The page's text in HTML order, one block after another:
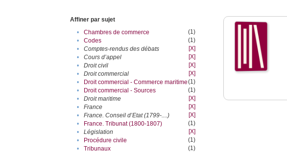
Affiner par sujet
•
Chambres de commerce
(1)
•
Codes
(1)
•
Comptes-rendus des débats
[X]
•
Cours d’appel
[X]
•
Droit civil
[X]
•
Droit commercial
[X]
•
Droit commercial - Commerce maritime(1)
•
Droit commercial - Sources
(1)
•
Droit maritime
[X]
•
France
[X]
•
France. Conseil d’Etat (1799-....)
[X]
•
France. Tribunat (1800-1807)
(1)
•
Législation
[X]
•
Procédure civile
(1)
•
Tribunaux
(1)